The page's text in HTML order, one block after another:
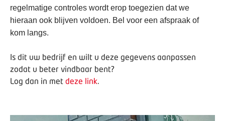
regelmatige controles wordt erop toegezien dat we
hieraan ook blijven voldoen. Bel voor een afspraak of
kom langs.
Is dit uw bedrijf en wilt u deze gegevens aanpassen
zodat u beter vindbaar bent?
Log dan in met deze link.